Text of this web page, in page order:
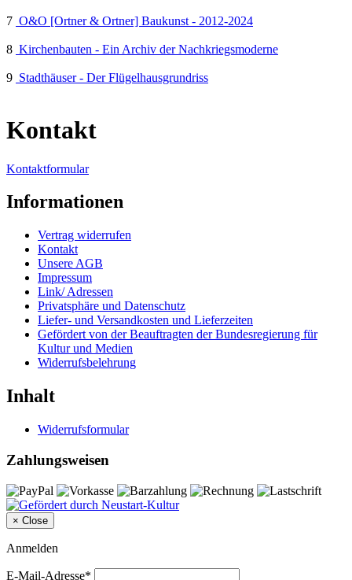
7 O&O [Ortner & Ortner] Baukunst - 2012-2024
8 Kirchenbauten - Ein Archiv der Nachkriegsmoderne
9 Stadthäuser - Der Flügelhausgrundriss
Kontakt
Kontaktformular
Informationen
Vertrag widerrufen
Kontakt
Unsere AGB
Impressum
Link/ Adressen
Privatsphäre und Datenschutz
Liefer- und Versandkosten und Lieferzeiten
Gefördert von der Beauftragten der Bundesregierung für
Kultur und Medien
Widerrufsbelehrung
Inhalt
Widerrufsformular
Zahlungsweisen
× Close
Anmelden
E-Mail-Adresse*